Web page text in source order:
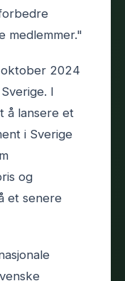
medlemmer."
2024
I
å lansere et
i Sverige
og
et senere